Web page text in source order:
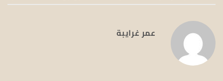
عمر غرايبة